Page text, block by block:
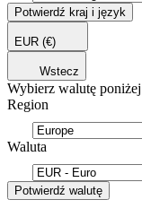
Potwierdź kraj i język
EUR (€)
Wstecz
Wybierz walutę poniżej
Region
Waluta
Potwierdź walutę